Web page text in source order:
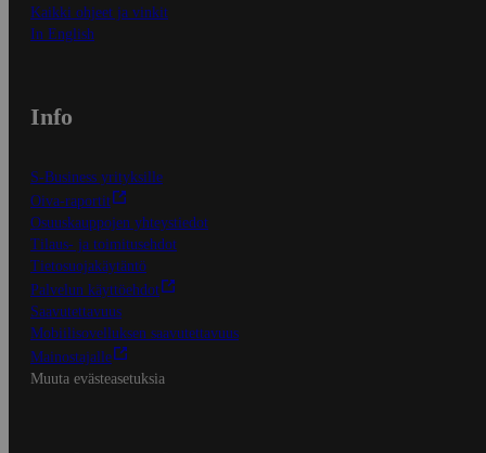
Kaikki ohjeet ja vinkit
In English
Info
S-Business yrityksille
Oiva-raportit
Osuuskauppojen yhteystiedot
Tilaus- ja toimitusehdot
Tietosuojakäytäntö
Palvelun käyttöehdot
Saavutettavuus
Mobiilisovelluksen saavutettavuus
Mainostajalle
Muuta evästeasetuksia